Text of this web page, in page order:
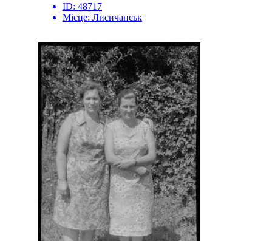
ID: 48717
Місце: Лисичанськ